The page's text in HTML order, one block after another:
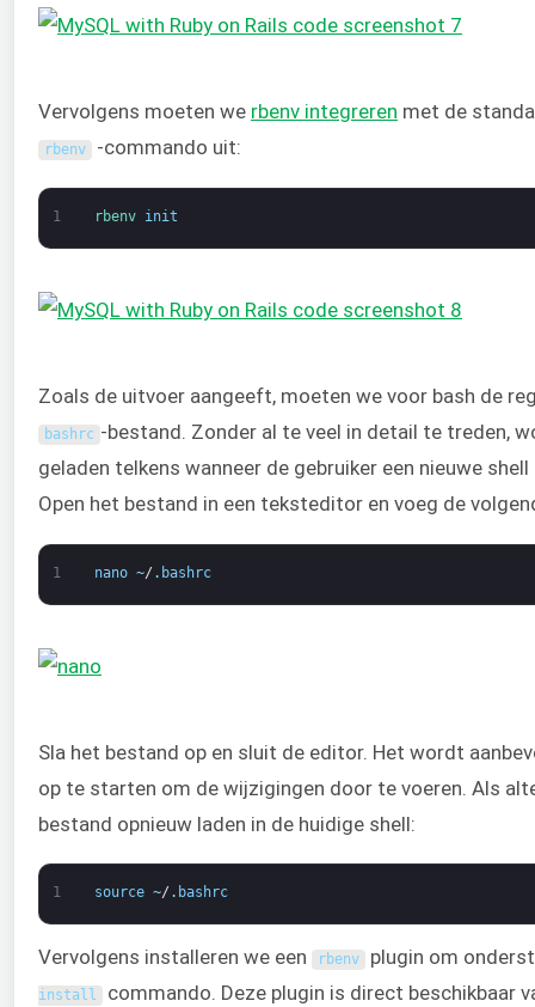
Vervolgens moeten we rbenv integreren met de
rbenv -commando uit:
1 rbenv init
Zoals de uitvoer aangeeft, moeten we voor bash de
bashrc -bestand. Zonder al te veel in detail te treden,
geladen telkens wanneer de gebruiker een nieuwe
Open het bestand in een teksteditor en voeg de
1 nano ~/ . bashrc
Sla het bestand op en sluit de editor. Het wordt
op te starten om de wijzigingen door te voeren. Als
bestand opnieuw laden in de huidige shell:
1 source ~/ . bashrc
Vervolgens installeren we een rbenv plugin om
install commando. Deze plugin is direct beschikbaar